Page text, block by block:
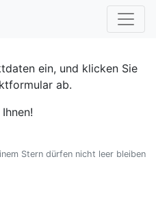
ein, und klicken Sie
ab.
Stern dürfen nicht leer bleiben